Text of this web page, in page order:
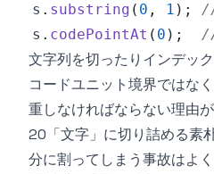
s . substring ( 0 , 1 ) ;
s . codePointAt ( 0 ) ;
文字列を切ったりインデッ
コードユニット境界ではな
重しなければならない理由
20「文字」に切り詰める素
分に割ってしまう事故はよく